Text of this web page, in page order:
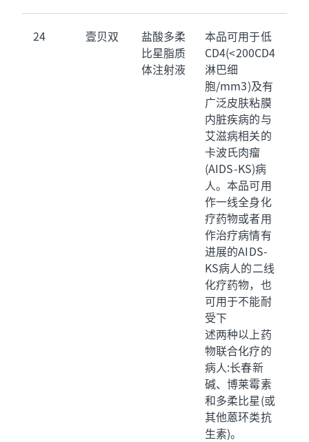
24 壹贝双
盐酸多柔
比星脂质
体注射液
本品可用于低
CD4(<200CD4
淋巴细
胞/mm3)及有
广泛皮肤粘膜
内脏疾病的与
艾滋病相关的
卡波氏肉瘤
(AIDS-KS)病
人。本品可用
作一线全身化
疗药物或者用
作治疗病情有
进展的AIDS-
KS病人的二线
化疗药物，也
可用于不能耐
受下
述两种以上药
物联合化疗的
病人:长春新
碱、博莱霉素
和多柔比星(或
其他蒽环类抗
生素)。